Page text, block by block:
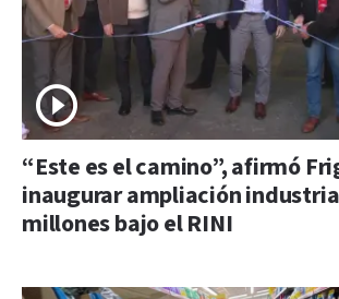
“Este es el camino”, afirmó
inaugurar ampliación
millones bajo el RINI